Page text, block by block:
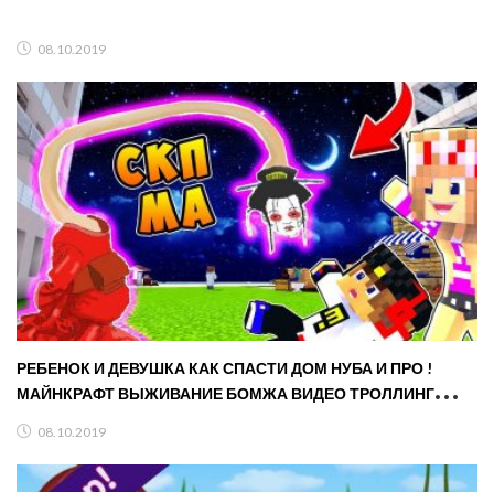
08.10.2019
РЕБЕНОК И ДЕВУШКА КАК СПАСТИ ДОМ НУБА И ПРО !
МАЙНКРАФТ ВЫЖИВАНИЕ БОМЖА ВИДЕО ТРОЛЛИНГ
08.10.2019